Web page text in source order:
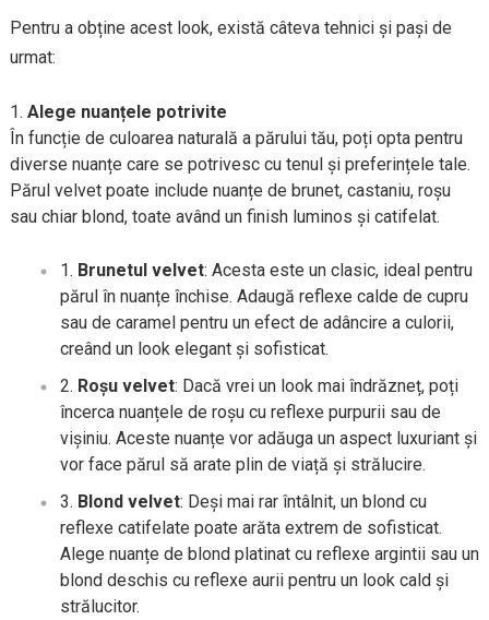
Pentru a obține acest look, există câteva tehnici și pași de
urmat:
Alege nuanțele potrivite
În funcție de culoarea naturală a părului tău, poți opta pentru
diverse nuanțe care se potrivesc cu tenul și preferințele tale.
Părul velvet poate include nuanțe de brunet, castaniu, roșu
sau chiar blond, toate având un finish luminos și catifelat.
Brunetul velvet: Acesta este un clasic, ideal pentru
părul în nuanțe închise. Adaugă reflexe calde de cupru
sau de caramel pentru un efect de adâncire a culorii,
creând un look elegant și sofisticat.
Roșu velvet: Dacă vrei un look mai îndrăzneț, poți
încerca nuanțele de roșu cu reflexe purpurii sau de
vișiniu. Aceste nuanțe vor adăuga un aspect luxuriant și
vor face părul să arate plin de viață și strălucire.
Blond velvet: Deși mai rar întâlnit, un blond cu
reflexe catifelate poate arăta extrem de sofisticat.
Alege nuanțe de blond platinat cu reflexe argintii sau un
blond deschis cu reflexe aurii pentru un look cald și
strălucitor.